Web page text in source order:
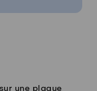
une plaque